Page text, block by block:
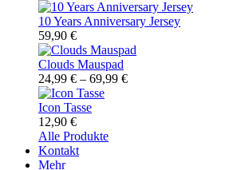
10 Years Anniversary Jersey
59,90 €
Clouds Mauspad
24,99 € – 69,99 €
Icon Tasse
12,90 €
Alle Produkte
Kontakt
Mehr